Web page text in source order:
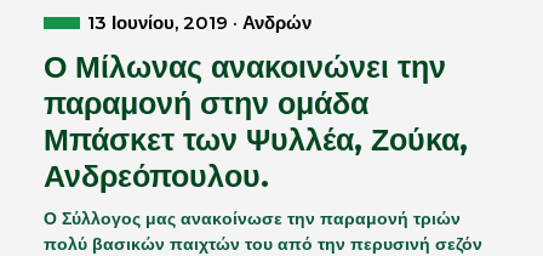
13 Ιουνίου, 2019 · Ανδρών
Ο Μίλωνας ανακοινώνει την
παραμονή στην ομάδα
Μπάσκετ των Ψυλλέα, Ζούκα,
Ανδρεόπουλου.
Ο Σύλλογος μας ανακοίνωσε την παραμονή τριών
πολύ βασικών παιχτών του από την περυσινή σεζόν